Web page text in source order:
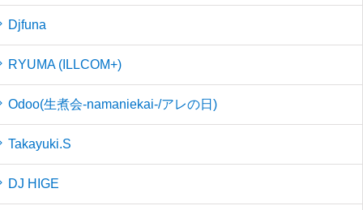
Djfuna
RYUMA (ILLCOM+)
Odoo(生煮会-namaniekai-/アレの日)
Takayuki.S
DJ HIGE